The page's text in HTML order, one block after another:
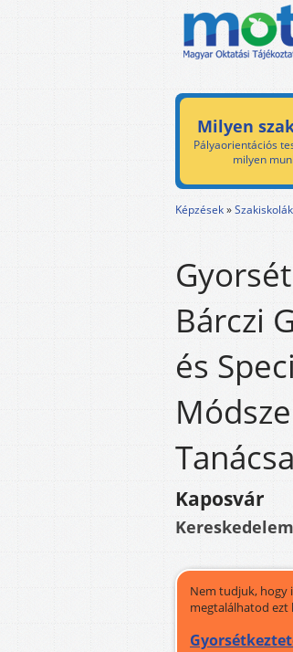
Milyen
Pályaorientációs
milyen
Képzések»Szakiskolák
Bárczi
és
Kaposvár
Nem tudjuk, hogy
megtalálhatod ezt